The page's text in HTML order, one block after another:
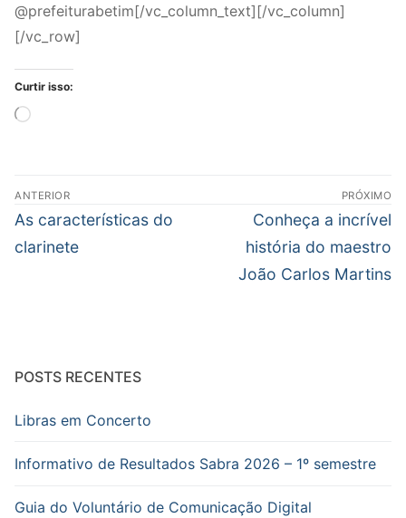
@prefeiturabetim[/vc_column_text][/vc_column]
[/vc_row]
Curtir isso:
Carregando...
Navegação
de
Post
ANTERIOR
Post
anterior:
As características do
clarinete
PRÓXIMO
Próximo
post:
Conheça a incrível
história do maestro
João Carlos Martins
POSTS RECENTES
Libras em Concerto
Informativo de Resultados Sabra 2026 – 1º semestre
Guia do Voluntário de Comunicação Digital